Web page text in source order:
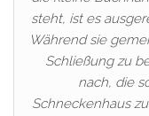
steht, ist es
Während sie
Schließung zu
nach, die
Schneckenhaus